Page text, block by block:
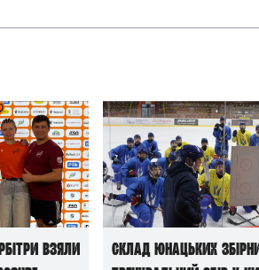
взяли
Склад юнацьких